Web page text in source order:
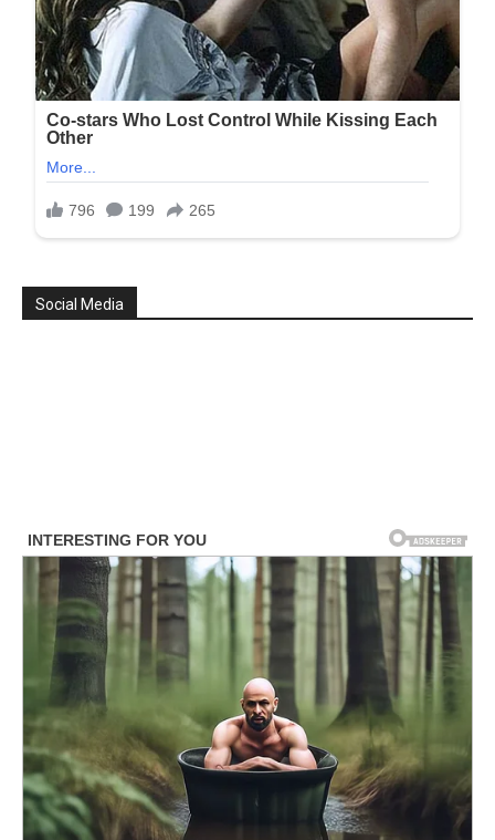
Social Media